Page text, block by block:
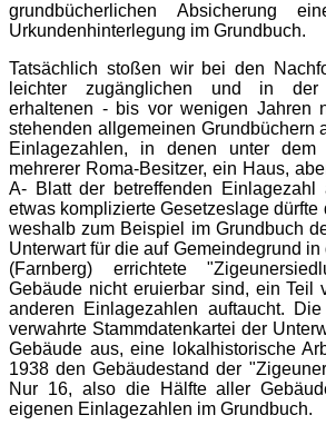
grundbücherlichen Absicherung
Urkundenhinterlegung im Grundbuch.
Tatsächlich stoßen wir bei den
leichter zugänglichen und in der
erhaltenen - bis vor wenigen Jahren
stehenden allgemeinen Grundbüchern
Einlagezahlen, in denen unter
mehrerer Roma-Besitzer, ein Haus,
A- Blatt der betreffenden Einlagezahl
etwas komplizierte Gesetzeslage dürfte
weshalb zum Beispiel im Grundbuch
Unterwart für die auf Gemeindegrund
(Farnberg) errichtete
Gebäude nicht eruierbar sind, ein Teil
anderen Einlagezahlen auftaucht.
verwahrte Stammdatenkartei der
Gebäude aus, eine lokalhistorische
1938 den Gebäudestand der
Nur 16, also die Hälfte aller
eigenen Einlagezahlen im Grundbuch.